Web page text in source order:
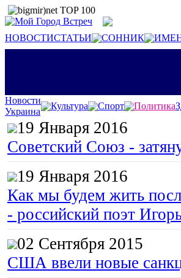
НОВОСТИСТАТЬИ СОННИК
Новости
Украина
Культура Спорт Политика
19 Января 2016
Советский Союз -
19 Января 2016
Как мы будем жить
- российский поэт
02 Сентября 2015
США ввели новые